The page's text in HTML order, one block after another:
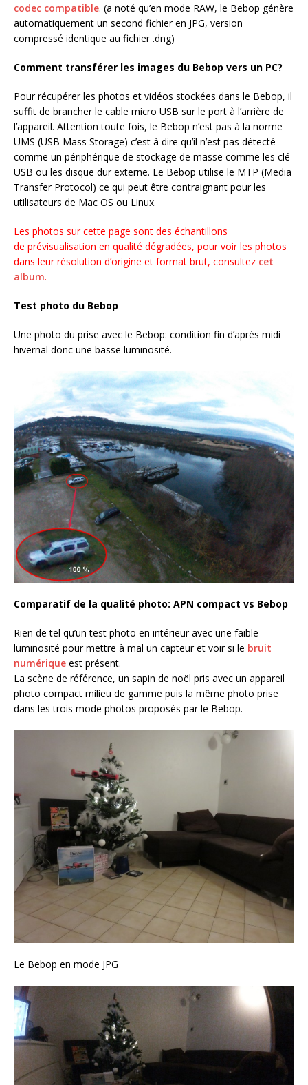
codec compatible. (a noté qu’en mode RAW, le Bebop génère
automatiquement un second fichier en JPG, version
compressé identique au fichier .dng)
Comment transférer les images du Bebop vers un PC?
Pour récupérer les photos et vidéos stockées dans le Bebop, il
suffit de brancher le cable micro USB sur le port à l’arrière de
l’appareil. Attention toute fois, le Bebop n’est pas à la norme
UMS (USB Mass Storage) c’est à dire qu’il n’est pas détecté
comme un périphérique de stockage de masse comme les clé
USB ou les disque dur externe. Le Bebop utilise le MTP (Media
Transfer Protocol) ce qui peut être contraignant pour les
utilisateurs de Mac OS ou Linux.
Les photos sur cette page sont des échantillons
de prévisualisation en qualité dégradées, pour voir les photos
dans leur résolution d’origine et format brut, consultez cet
album.
Test photo du Bebop
Une photo du prise avec le Bebop: condition fin d’après midi
hivernal donc une basse luminosité.
Comparatif de la qualité photo: APN compact vs Bebop
Rien de tel qu’un test photo en intérieur avec une faible
luminosité pour mettre à mal un capteur et voir si le bruit
numérique est présent.
La scène de référence, un sapin de noël pris avec un appareil
photo compact milieu de gamme puis la même photo prise
dans les trois mode photos proposés par le Bebop.
Le Bebop en mode JPG